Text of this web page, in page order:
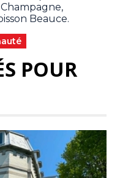
Beauce.
POUR